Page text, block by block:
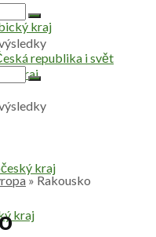
kraj
kraj
kraj
kraj
» Rakousko